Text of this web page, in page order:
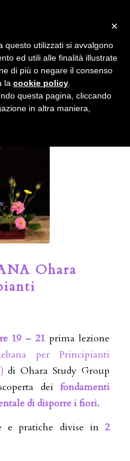
di Bologna
Ohara
19 – 21prima lezione
per Principianti
di Ohara Study Group
dei fondamenti
di disporre i fiori.
e pratiche divise in 2
nella pagina dedicata.
il tracciamento di
e cookie policy
×
questo utilizzati si avvalgono
ed utili alle finalità illustrate
di più o negare il consenso
la cookie policy
questa pagina, cliccando
in altra maniera,